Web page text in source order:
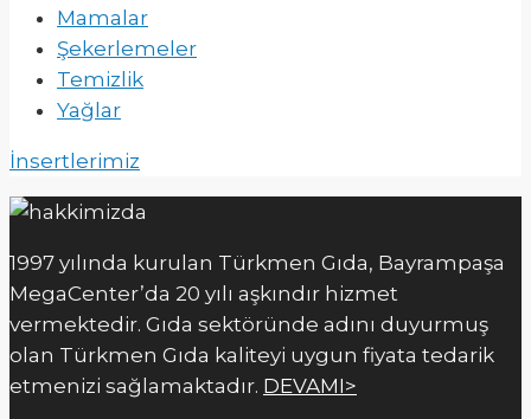
Mamalar
Şekerlemeler
Temizlik
Yağlar
İnsertlerimiz
1997 yılında kurulan Türkmen Gıda, Bayrampaşa
MegaCenter’da 20 yılı aşkındır hizmet
vermektedir. Gıda sektöründe adını duyurmuş
olan Türkmen Gıda kaliteyi uygun fiyata tedarik
etmenizi sağlamaktadır. DEVAMI>